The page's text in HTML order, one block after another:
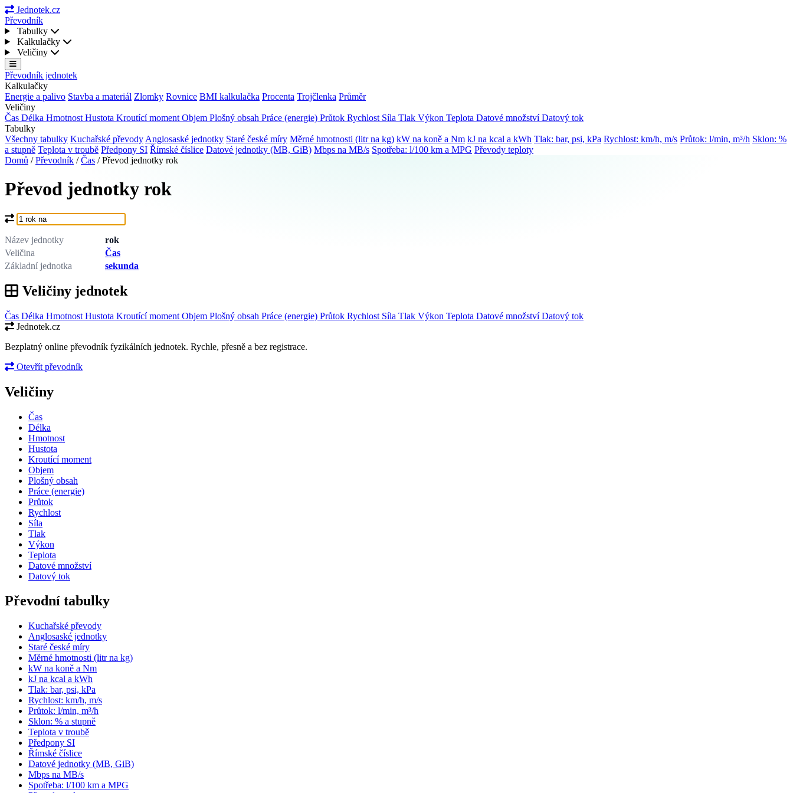
Jednotek.cz
Převodník
Tabulky
Kalkulačky
Veličiny
Převodník jednotek
Kalkulačky
Energie a palivo Stavba a materiál Zlomky Rovnice BMI kalkulačka Procenta Trojčlenka Průměr
Veličiny
Čas Délka Hmotnost Hustota Kroutící moment Objem Plošný obsah Práce (energie) Průtok Rychlost Síla Tlak Výkon Teplota Datové množstvíDatový tok
Tabulky
Všechny tabulky Kuchařské převody Anglosaské jednotky Staré české míry Měrné hmotnosti (litr na kg) kW na koně a Nm kJ na kcal a kWh Tlak: bar, psi, kPa Rychlost: km/h, m/s Průtok: l/min, m³/h Sklon: %
a stupně Teplota v troubě Předpony SI Římské číslice Datové jednotky (MB, GiB) Mbps na MB/s Spotřeba: l/100 km a MPG Převody teploty
Domů / Převodník / Čas / Převod jednotky rok
Převod jednotky rok
Co chcete převést?
Název jednotky
rok
Veličina
Čas
Základní jednotka
sekunda
Veličiny jednotek
Čas Délka Hmotnost Hustota Kroutící moment Objem Plošný obsah Práce (energie) Průtok Rychlost Síla Tlak Výkon Teplota Datové množstvíDatový tok
Jednotek.cz
Bezplatný online převodník fyzikálních jednotek. Rychle, přesně a bez registrace.
Otevřít převodník
Veličiny
Čas
Délka
Hmotnost
Hustota
Kroutící moment
Objem
Plošný obsah
Práce (energie)
Průtok
Rychlost
Síla
Tlak
Výkon
Teplota
Datové množství
Datový tok
Převodní tabulky
Kuchařské převody
Anglosaské jednotky
Staré české míry
Měrné hmotnosti (litr na kg)
kW na koně a Nm
kJ na kcal a kWh
Tlak: bar, psi, kPa
Rychlost: km/h, m/s
Průtok: l/min, m³/h
Sklon: % a stupně
Teplota v troubě
Předpony SI
Římské číslice
Datové jednotky (MB, GiB)
Mbps na MB/s
Spotřeba: l/100 km a MPG